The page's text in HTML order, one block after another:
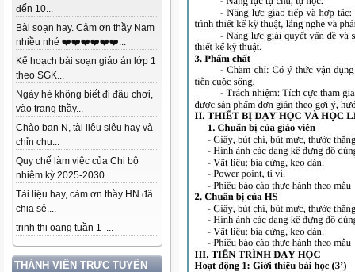
đến 10...
Bài soạn hay. Cảm ơn thầy Nam
nhiều nhé ❤️❤️❤️❤️❤️❤️...
Kế hoạch bài soạn giáo án lớp 1
theo SGK...
Ngày hè không biết đi đâu chơi,
vào trang thầy...
Chào bạn N, tài liệu siêu hay và
chỉn chu...
Quy chế làm việc của Chi bộ
nhiệm kỳ 2025-2030...
Tài liệu hay, cảm ơn thầy HN đã
chia sẻ....
trinh thi oang tuần 1 ...
THÀNH VIÊN TRỰC TUYẾN